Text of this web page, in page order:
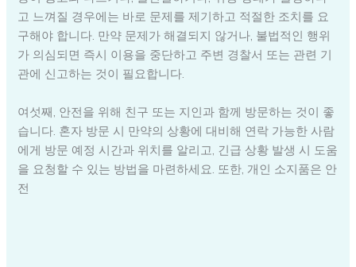
고 느껴질 경우에는 바로 문제를 제기하고 적절한 조치를 요
구해야 합니다. 만약 문제가 해결되지 않거나, 불법적인 행위
가 의심되면 즉시 이용을 중단하고 주변 경찰서 또는 관련 기
관에 신고하는 것이 필요합니다.
여섯째, 안전을 위해 친구 또는 지인과 함께 방문하는 것이 좋
습니다. 혼자 방문 시 만약의 상황에 대비해 연락 가능한 사람
에게 방문 예정 시간과 위치를 알리고, 긴급 상황 발생 시 도움
을 요청할 수 있는 방법을 마련하세요. 또한, 개인 소지품은 안
전